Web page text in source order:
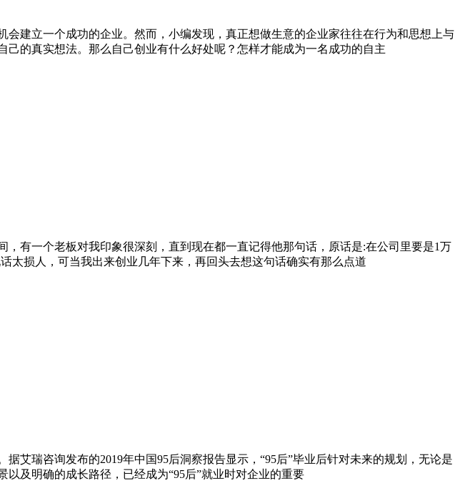
建立一个成功的企业。然而，小编发现，真正想做生意的企业家往往在行为和思想上与
的真实想法。那么自己创业有什么好处呢？怎样才能成为一名成功的自主
有一个老板对我印象很深刻，直到现在都一直记得他那句话，原话是:在公司里要是1万
太损人，可当我出来创业几年下来，再回头去想这句话确实有那么点道
艾瑞咨询发布的2019年中国95后洞察报告显示，“95后”毕业后针对未来的规划，无论是
及明确的成长路径，已经成为“95后”就业时对企业的重要